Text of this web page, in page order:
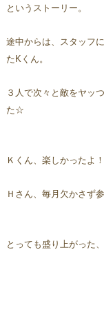
というストーリー。
途中からは、スタッフ
た Kくん。
３人で次々と敵をヤッ
た☆
Ｋくん、楽しかった
Ｈさん、毎月欠かさず
と っても盛り上がった、